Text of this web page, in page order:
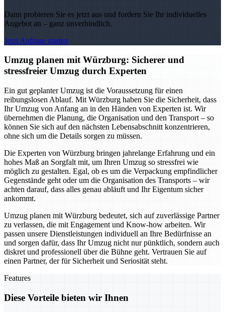
Dann probieren Sie es jetzt aus und fordern Sie Ihr individuelles
Angebot an – ganz unverbindlich.
Jetzt Anfrage starten
Umzug planen mit Würzburg: Sicherer und
stressfreier Umzug durch Experten
Ein gut geplanter Umzug ist die Voraussetzung für einen
reibungslosen Ablauf. Mit Würzburg haben Sie die Sicherheit, dass
Ihr Umzug von Anfang an in den Händen von Experten ist. Wir
übernehmen die Planung, die Organisation und den Transport – so
können Sie sich auf den nächsten Lebensabschnitt konzentrieren,
ohne sich um die Details sorgen zu müssen.
Die Experten von Würzburg bringen jahrelange Erfahrung und ein
hohes Maß an Sorgfalt mit, um Ihren Umzug so stressfrei wie
möglich zu gestalten. Egal, ob es um die Verpackung empfindlicher
Gegenstände geht oder um die Organisation des Transports – wir
achten darauf, dass alles genau abläuft und Ihr Eigentum sicher
ankommt.
Umzug planen mit Würzburg bedeutet, sich auf zuverlässige Partner
zu verlassen, die mit Engagement und Know-how arbeiten. Wir
passen unsere Dienstleistungen individuell an Ihre Bedürfnisse an
und sorgen dafür, dass Ihr Umzug nicht nur pünktlich, sondern auch
diskret und professionell über die Bühne geht. Vertrauen Sie auf
einen Partner, der für Sicherheit und Seriosität steht.
Features
Diese Vorteile bieten wir Ihnen